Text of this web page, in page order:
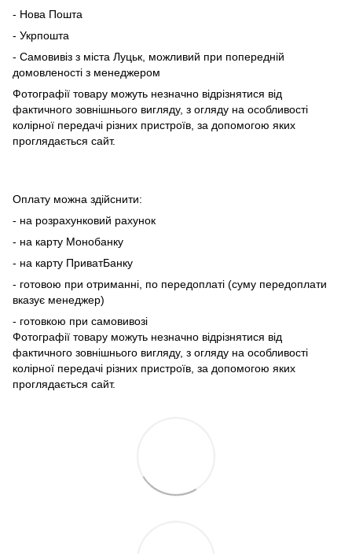
- Нова Пошта
- Укрпошта
- Самовивіз з міста Луцьк, можливий при попередній
домовленості з менеджером
Фотографії товару можуть незначно відрізнятися від
фактичного зовнішнього вигляду, з огляду на особливості
колірної передачі різних пристроїв, за допомогою яких
проглядається сайт.
Оплату можна здійснити:
- на розрахунковий рахунок
- на карту Монобанку
- на карту ПриватБанку
- готовою при отриманні, по передоплаті (суму передоплати
вказує менеджер)
- готовкою при самовивозі
Фотографії товару можуть незначно відрізнятися від
фактичного зовнішнього вигляду, з огляду на особливості
колірної передачі різних пристроїв, за допомогою яких
проглядається сайт.